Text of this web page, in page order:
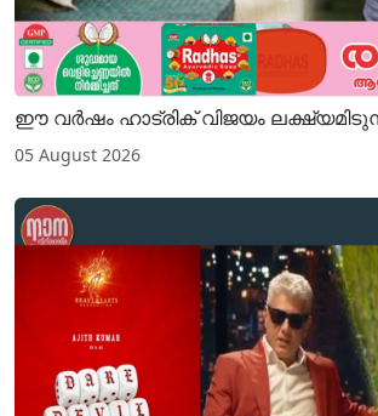
ഈ വർഷം ഹാട്രിക് വിജയം
05 August 2026